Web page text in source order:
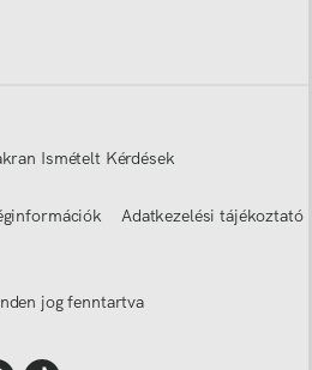
Ismételt Kérdések
Adatkezelési tájékoztató
jog fenntartva